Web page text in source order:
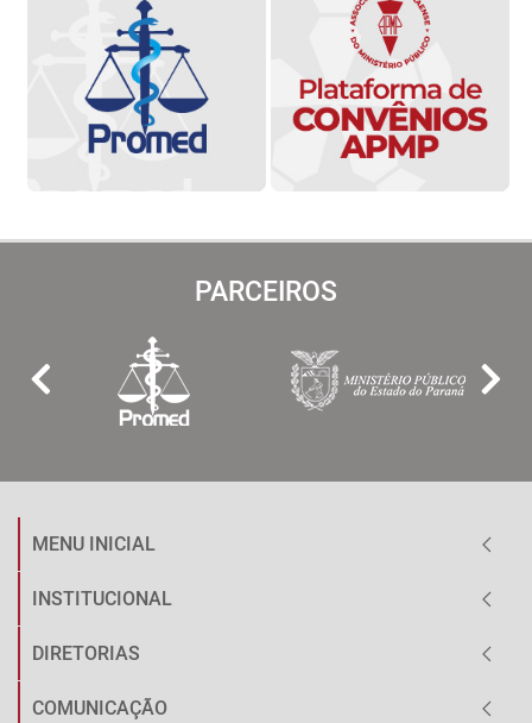
PARCEIROS
MENU INICIAL
INSTITUCIONAL
DIRETORIAS
COMUNICAÇÃO